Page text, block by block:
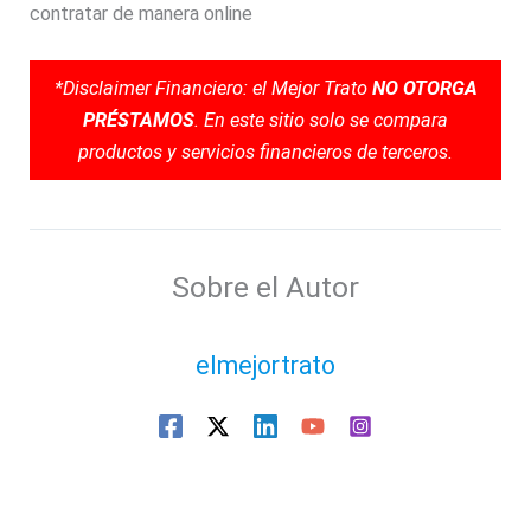
contratar de manera online
*Disclaimer Financiero: el Mejor Trato NO OTORGA
PRÉSTAMOS. En este sitio solo se compara
productos y servicios financieros de terceros.
Sobre el Autor
elmejortrato